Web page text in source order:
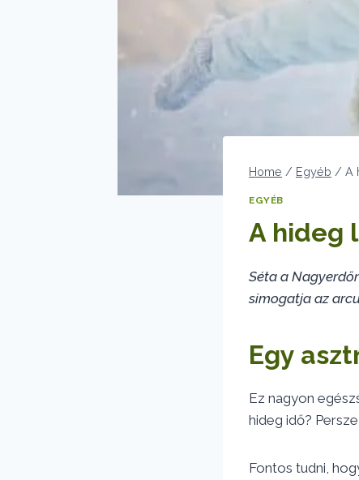
Home / Egyéb / A
EGYÉB
A hideg
Séta a
simogatja az
Egy
Ez nagyon
hideg idő?
Fontos tudni,